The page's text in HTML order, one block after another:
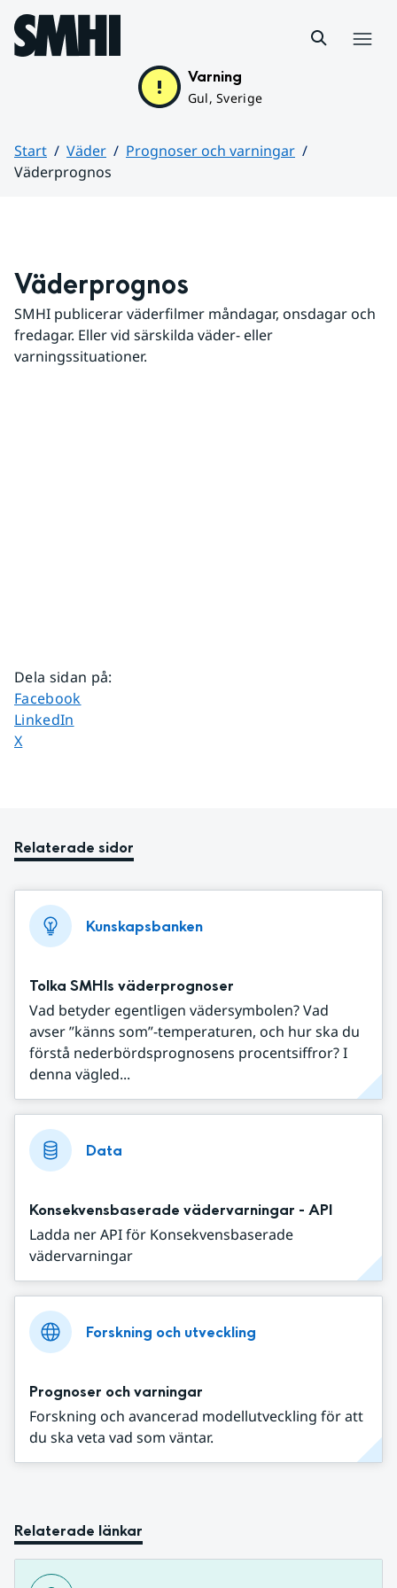
Hoppa till sidans innehåll
Varning
Gul, Sverige
Start Väder
Prognoser och varningar
Väderprognos
Väderprognos
SMHI publicerar väderfilmer måndagar, onsdagar och
fredagar. Eller vid särskilda väder- eller
varningssituationer.
Dela sidan på:
Dela sidan på
Facebook
Dela sidan på
LinkedIn
Dela sidan på
X
Relaterade sidor
Kunskapsbanken
Tolka SMHIs väderprognoser
Vad betyder egentligen vädersymbolen? Vad
avser ”känns som”-temperaturen, och hur ska du
förstå nederbördsprognosens procentsiffror? I
denna vägled...
Data
Konsekvensbaserade vädervarningar - API
Ladda ner API för Konsekvensbaserade
vädervarningar
Forskning och utveckling
Prognoser och varningar
Forskning och avancerad modellutveckling för att
du ska veta vad som väntar.
Relaterade länkar